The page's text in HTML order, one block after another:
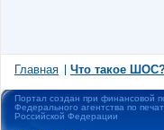
Главная Что такое
Портал создан при финансовой
Федерального агентства по
Российской Федерации